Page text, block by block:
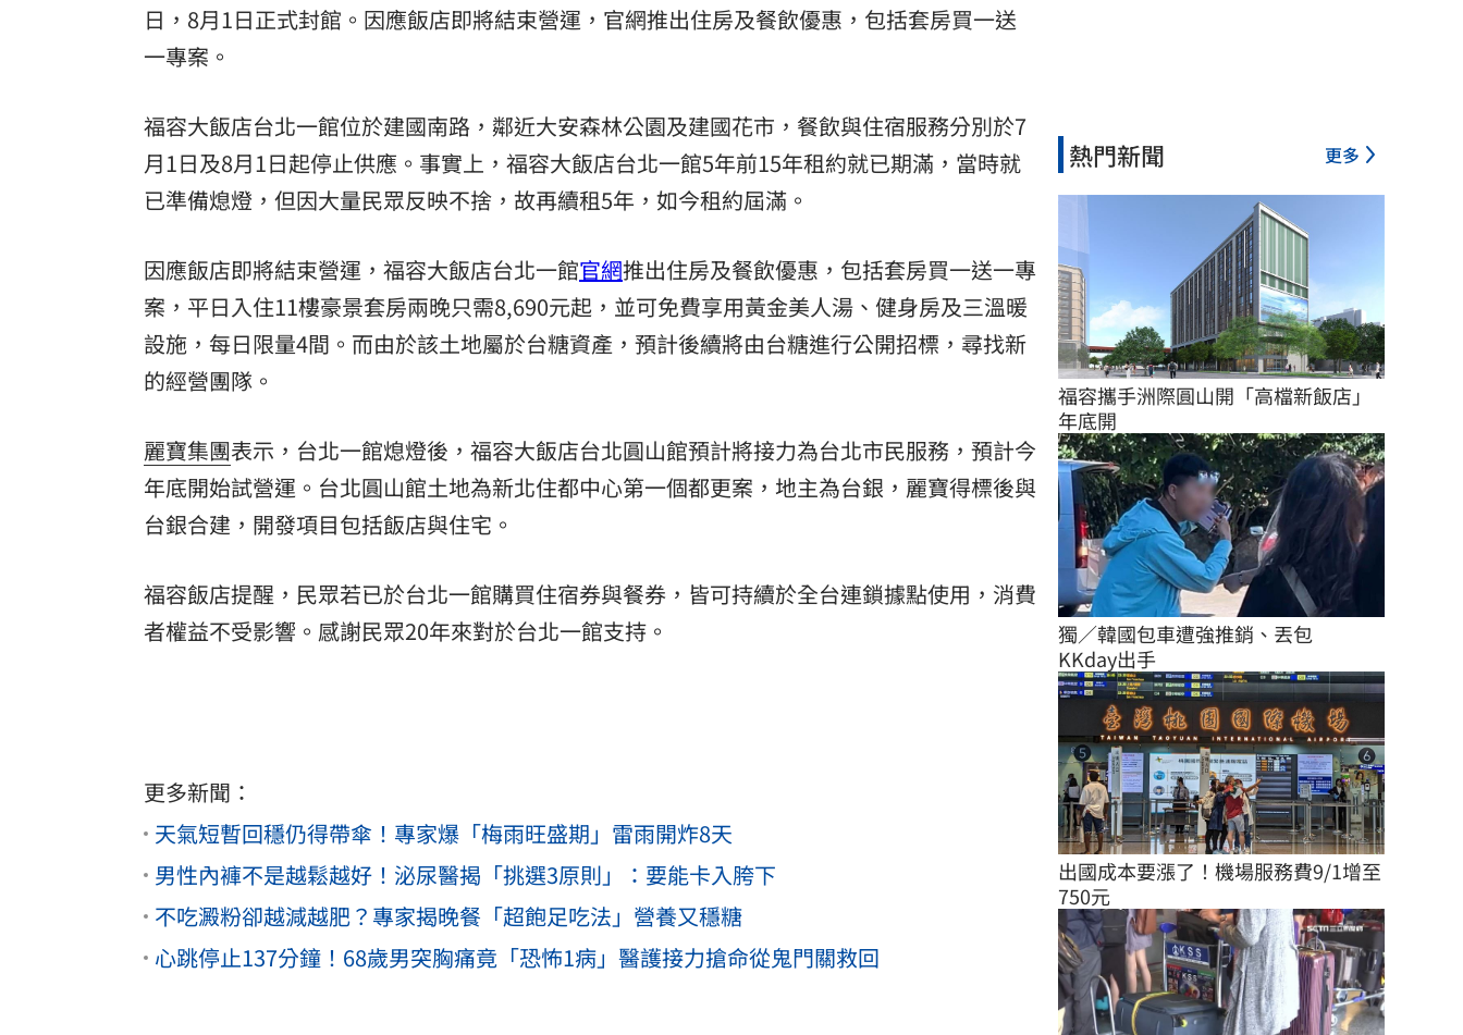
日，8月1日正式封館。因應飯店即將結束營運，官網推出住房及餐飲優惠，包括套房買一送
一專案。
福容大飯店台北一館位於建國南路，鄰近大安森林公園及建國花市，餐飲與住宿服務分別於7
月1日及8月1日起停止供應。事實上，福容大飯店台北一館5年前15年租約就已期滿，當時就
已準備熄燈，但因大量民眾反映不捨，故再續租5年，如今租約屆滿。
因應飯店即將結束營運，福容大飯店台北一館官網推出住房及餐飲優惠，包括套房買一送一專
案，平日入住11樓豪景套房兩晚只需8,690元起，並可免費享用黃金美人湯、健身房及三溫暖
設施，每日限量4間。而由於該土地屬於台糖資產，預計後續將由台糖進行公開招標，尋找新
的經營團隊。
麗寶集團表示，台北一館熄燈後，福容大飯店台北圓山館預計將接力為台北市民服務，預計今
年底開始試營運。台北圓山館土地為新北住都中心第一個都更案，地主為台銀，麗寶得標後與
台銀合建，開發項目包括飯店與住宅。
福容飯店提醒，民眾若已於台北一館購買住宿券與餐券，皆可持續於全台連鎖據點使用，消費
者權益不受影響。感謝民眾20年來對於台北一館支持。
更多新聞：
天氣短暫回穩仍得帶傘！專家爆「梅雨旺盛期」雷雨開炸8天
男性內褲不是越鬆越好！泌尿醫揭「挑選3原則」：要能卡入胯下
不吃澱粉卻越減越肥？專家揭晚餐「超飽足吃法」營養又穩糖
心跳停止137分鐘！68歲男突胸痛竟「恐怖1病」醫護接力搶命從鬼門關救回
熱門新聞 更多
福容攜手洲際圓山開「高檔新飯店」
年底開
獨／韓國包車遭強推銷、丟包
KKday出手
出國成本要漲了！機場服務費9/1增至
750元